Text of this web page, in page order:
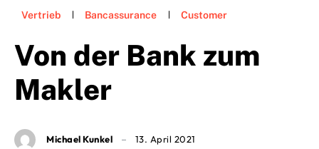
Vertrieb Bancassurance Customer
Von der Bank zum
Makler
Michael Kunkel 13. April 2021